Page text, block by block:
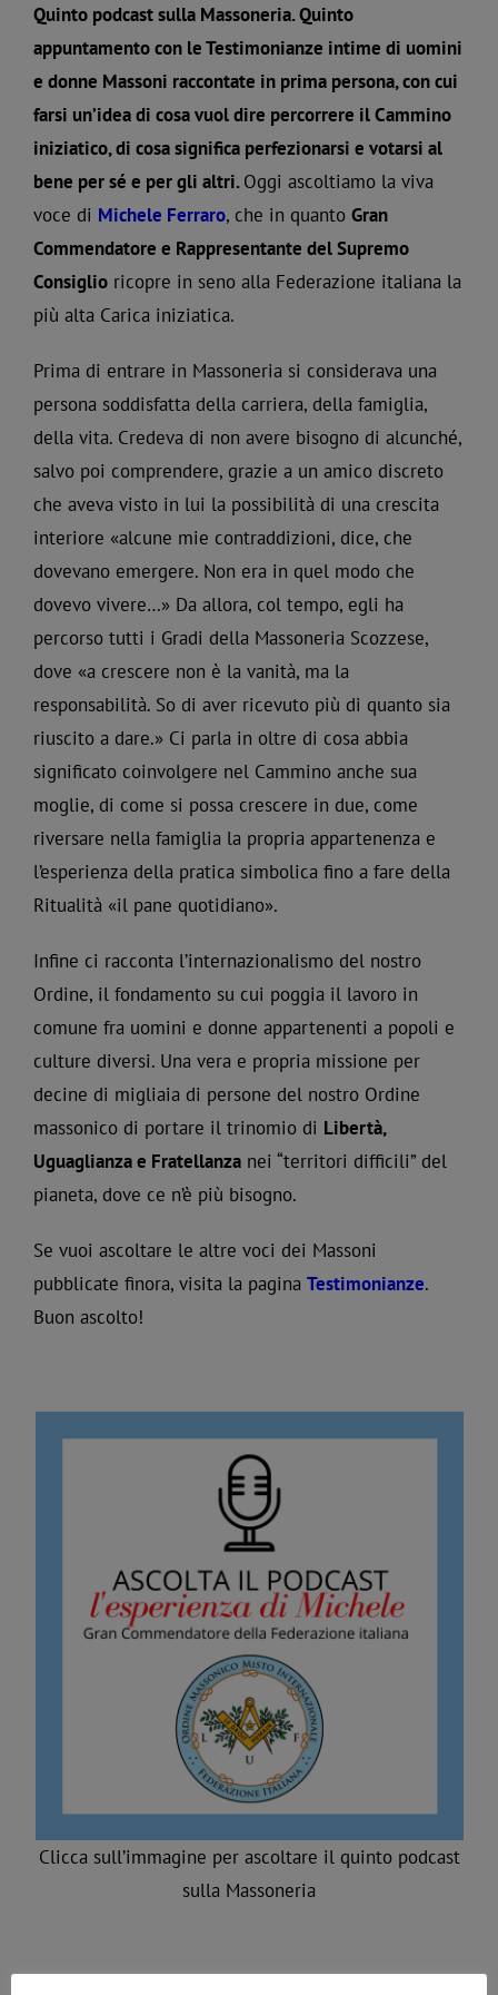
Quinto podcast sulla Massoneria. Quinto
appuntamento con le Testimonianze intime di uomini
e donne Massoni raccontate in prima persona, con cui
farsi un’idea di cosa vuol dire percorrere il Cammino
iniziatico, di cosa significa perfezionarsi e votarsi al
bene per sé e per gli altri.Oggi ascoltiamo la viva
voce di Michele Ferraro, che in quanto Gran
Commendatore e Rappresentante del Supremo
Consiglio ricopre in seno alla Federazione italiana la
più alta Carica iniziatica.
Prima di entrare in Massoneria si considerava una
persona soddisfatta della carriera, della famiglia,
della vita. Credeva di non avere bisogno di alcunché,
salvo poi comprendere, grazie a un amico discreto
che aveva visto in lui la possibilità di una crescita
interiore «alcune mie contraddizioni, dice, che
dovevano emergere. Non era in quel modo che
dovevo vivere…» Da allora, col tempo, egli ha
percorso tutti i Gradi della Massoneria Scozzese,
dove «a crescere non è la vanità, ma la
responsabilità. So di aver ricevuto più di quanto sia
riuscito a dare.» Ci parla in oltre di cosa abbia
significato coinvolgere nel Cammino anche sua
moglie, di come si possa crescere in due, come
riversare nella famiglia la propria appartenenza e
l’esperienza della pratica simbolica fino a fare della
Ritualità «il pane quotidiano».
Infine ci racconta l’internazionalismo del nostro
Ordine, il fondamento su cui poggia il lavoro in
comune fra uomini e donne appartenenti a popoli e
culture diversi. Una vera e propria missione per
decine di migliaia di persone del nostro Ordine
massonico di portare il trinomio di Libertà,
Uguaglianza e Fratellanza nei “territori difficili” del
pianeta, dove ce n’è più bisogno.
Se vuoi ascoltare le altre voci dei Massoni
pubblicate finora, visita la pagina Testimonianze.
Buon ascolto!
Clicca sull’immagine per ascoltare il quinto podcast
sulla Massoneria